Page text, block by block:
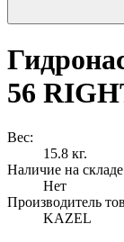
56
Вес:
15.8 кг.
Наличие на
Нет
Производитель
KAZEL